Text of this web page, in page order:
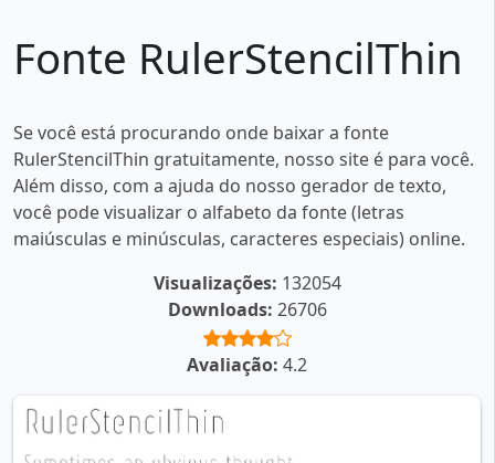
Fonte RulerStencilThin
Se você está procurando onde baixar a fonte
RulerStencilThin gratuitamente, nosso site é para você.
Além disso, com a ajuda do nosso gerador de texto,
você pode visualizar o alfabeto da fonte (letras
maiúsculas e minúsculas, caracteres especiais) online.
Visualizações: 132054
Downloads: 26706
Avaliação: 4.2